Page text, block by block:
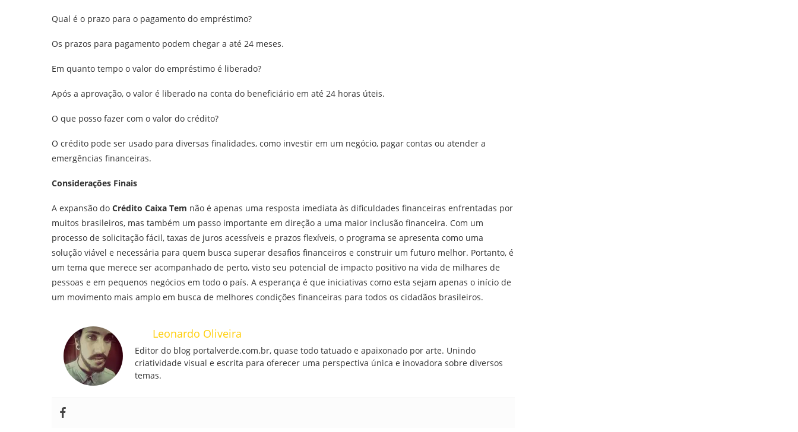
Qual é o prazo para o pagamento do empréstimo?
Os prazos para pagamento podem chegar a até 24 meses.
Em quanto tempo o valor do empréstimo é liberado?
Após a aprovação, o valor é liberado na conta do beneficiário em até 24 horas úteis.
O que posso fazer com o valor do crédito?
O crédito pode ser usado para diversas finalidades, como investir em um negócio, pagar contas ou atender a
emergências financeiras.
Considerações Finais
A expansão do Crédito Caixa Tem não é apenas uma resposta imediata às dificuldades financeiras enfrentadas por
muitos brasileiros, mas também um passo importante em direção a uma maior inclusão financeira. Com um
processo de solicitação fácil, taxas de juros acessíveis e prazos flexíveis, o programa se apresenta como uma
solução viável e necessária para quem busca superar desafios financeiros e construir um futuro melhor. Portanto, é
um tema que merece ser acompanhado de perto, visto seu potencial de impacto positivo na vida de milhares de
pessoas e em pequenos negócios em todo o país. A esperança é que iniciativas como esta sejam apenas o início de
um movimento mais amplo em busca de melhores condições financeiras para todos os cidadãos brasileiros.
Leonardo Oliveira
Editor do blog portalverde.com.br, quase todo tatuado e apaixonado por arte. Unindo
criatividade visual e escrita para oferecer uma perspectiva única e inovadora sobre diversos
temas.